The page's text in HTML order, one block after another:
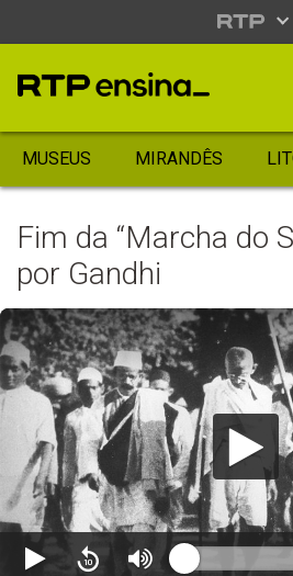
MUSEUS MIRANDÊS
Fim da “Marcha do
por Gandhi